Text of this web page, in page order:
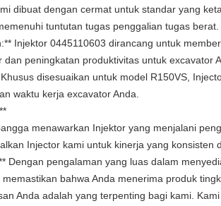
dibuat dengan cermat untuk standar yang
tuntutan tugas penggalian tugas berat.
Injektor 0445110603 dirancang untuk
peningkatan produktivitas untuk excavator
disesuaikan untuk model R150VS,
waktu kerja excavator Anda.
menawarkan Injektor yang menjalani
Injector kami untuk kinerja yang konsisten
Dengan pengalaman yang luas dalam
bahwa Anda menerima produk
Anda adalah yang terpenting bagi kami.